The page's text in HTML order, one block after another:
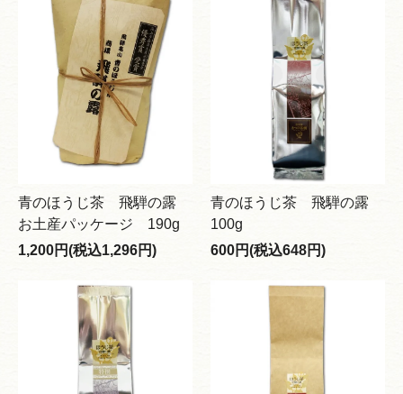
青のほうじ茶 飛騨の露
お土産パッケージ 190g
1,200円(税込1,296円)
青のほうじ茶 飛騨の露
100g
600円(税込648円)